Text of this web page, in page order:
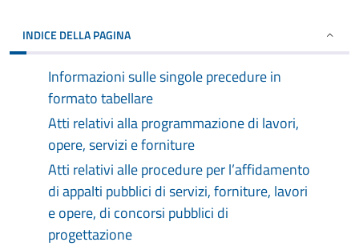
INDICE DELLA PAGINA
Informazioni sulle singole precedure in
formato tabellare
Atti relativi alla programmazione di lavori,
opere, servizi e forniture
Atti relativi alle procedure per l’affidamento
di appalti pubblici di servizi, forniture, lavori
e opere, di concorsi pubblici di
progettazione